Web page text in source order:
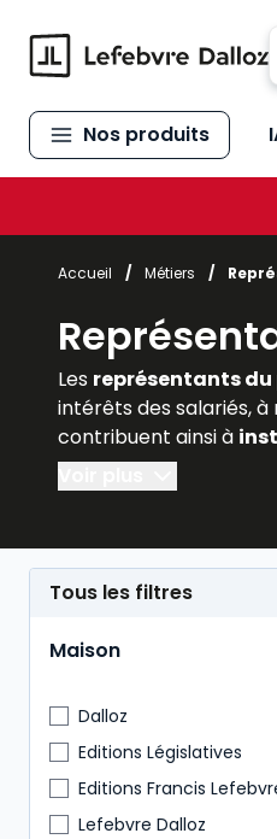
Nos produits
Accueil / Métiers /
Les représentants du
intérêts des salariés,
contribuent ainsi à
droit, les juristes
Lefebvre Dalloz
représentants du
Tous les filtres
Maison
Dalloz
Editions Législatives
Editions Francis
Lefebvre Dalloz